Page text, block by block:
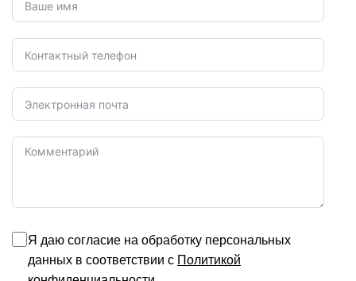
Я даю согласие на обработку персональных
данных в соответствии с Политикой